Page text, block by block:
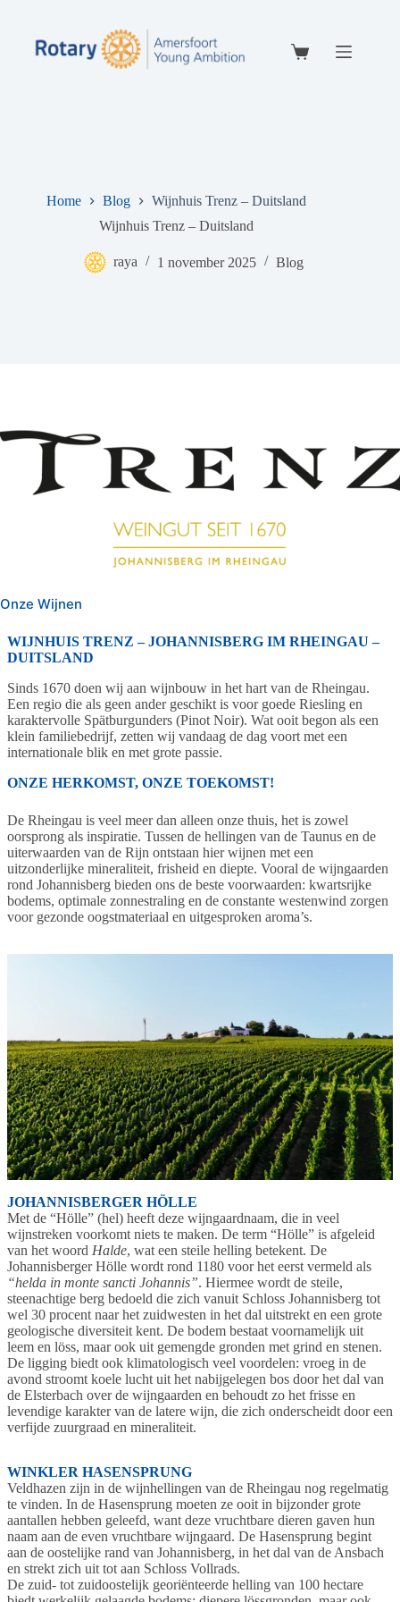
inhoud
Winkelwagen
Home Blog
Wijnhuis Trenz – Duitsland
Wijnhuis Trenz – Duitsland
raya 1 november 2025 Blog
Onze Wijnen
WIJNHUIS TRENZ – JOHANNISBERG IM RHEINGAU –
DUITSLAND
Sinds 1670 doen wij aan wijnbouw in het hart van de Rheingau.
Een regio die als geen ander geschikt is voor goede Riesling en
karaktervolle Spätburgunders (Pinot Noir). Wat ooit begon als een
klein familiebedrijf, zetten wij vandaag de dag voort met een
internationale blik en met grote passie.
ONZE HERKOMST, ONZE TOEKOMST!
De Rheingau is veel meer dan alleen onze thuis, het is zowel
oorsprong als inspiratie. Tussen de hellingen van de Taunus en de
uiterwaarden van de Rijn ontstaan hier wijnen met een
uitzonderlijke mineraliteit, frisheid en diepte. Vooral de wijngaarden
rond Johannisberg bieden ons de beste voorwaarden: kwartsrijke
bodems, optimale zonnestraling en de constante westenwind zorgen
voor gezonde oogstmateriaal en uitgesproken aroma’s.
JOHANNISBERGER HÖLLE
Met de “Hölle” (hel) heeft deze wijngaardnaam, die in veel
wijnstreken voorkomt niets te maken. De term “Hölle” is afgeleid
van het woord Halde, wat een steile helling betekent. De
Johannisberger Hölle wordt rond 1180 voor het eerst vermeld als
“helda in monte sancti Johannis”. Hiermee wordt de steile,
steenachtige berg bedoeld die zich vanuit Schloss Johannisberg tot
wel 30 procent naar het zuidwesten in het dal uitstrekt en een grote
geologische diversiteit kent. De bodem bestaat voornamelijk uit
leem en löss, maar ook uit gemengde gronden met grind en stenen.
De ligging biedt ook klimatologisch veel voordelen: vroeg in de
avond stroomt koele lucht uit het nabijgelegen bos door het dal van
de Elsterbach over de wijngaarden en behoudt zo het frisse en
levendige karakter van de latere wijn, die zich onderscheidt door een
verfijde zuurgraad en mineraliteit.
WINKLER HASENSPRUNG
Veldhazen zijn in de wijnhellingen van de Rheingau nog regelmatig
te vinden. In de Hasensprung moeten ze ooit in bijzonder grote
aantallen hebben geleefd, want deze vruchtbare dieren gaven hun
naam aan de even vruchtbare wijngaard. De Hasensprung begint
aan de oostelijke rand van Johannisberg, in het dal van de Ansbach
en strekt zich uit tot aan Schloss Vollrads.
De zuid- tot zuidoostelijk georiënteerde helling van 100 hectare